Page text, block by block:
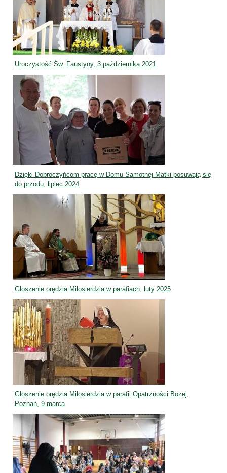
Uroczystość Św. Faustyny, 3 października 2021
Dzięki Dobroczyńcom pracę w Domu Samotnej Matki posuwają się
do przodu, lipiec 2024
Głoszenie orędzia Miłosierdzia w parafiach, luty 2025
Głoszenie orędzia Miłosierdzia w parafii Opatrzności Bożej,
Poznań, 9 marca